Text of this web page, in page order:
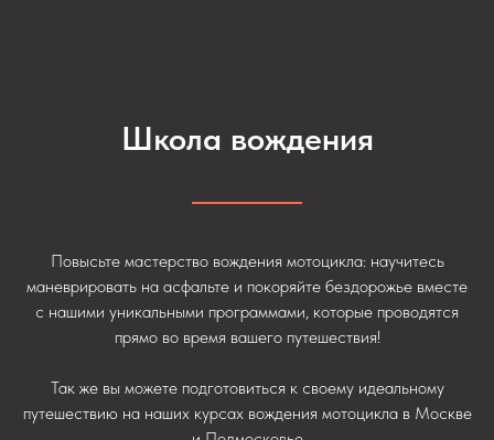
Школа вождения
Повысьте мастерство вождения мотоцикла: научитесь
маневрировать на асфальте и покоряйте бездорожье вместе
с нашими уникальными программами, которые проводятся
прямо во время вашего путешествия!
Так же вы можете подготовиться к своему идеальному
путешествию на наших курсах вождения мотоцикла в Москве